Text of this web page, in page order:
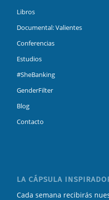
Libros
Documental: Valientes
Conferencias
Estudios
#SheBanking
GenderFilter
Blog
Contacto
LA CÁPSULA
Cada semana recibirás